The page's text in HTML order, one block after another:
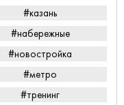
#казань
#набережные
#новостройка
#метро
#тренинг